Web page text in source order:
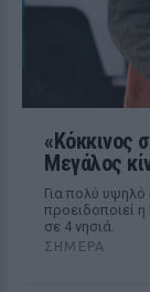
«Κόκκινος
Μεγάλος
Για πολύ υψηλό
προειδοποιεί
σε 4 νησιά.
ΣΉΜΕΡΑ